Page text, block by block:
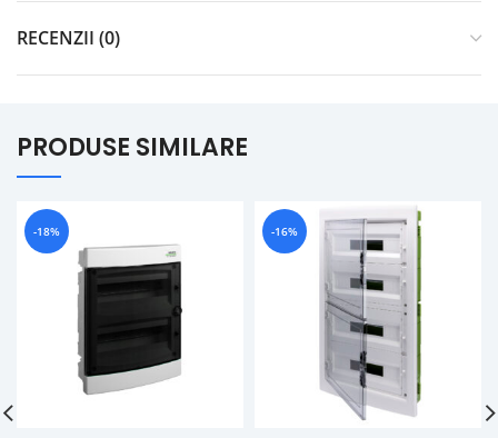
RECENZII (0)
PRODUSE SIMILARE
-18% -16%